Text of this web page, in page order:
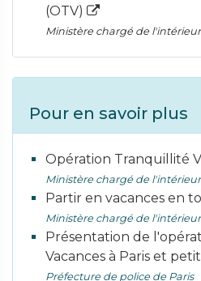
(OTV)
Ministère chargé de l'intérieur
Pour en savoir plus
Opération Tranquillité
Ministère chargé de l'intérieur
Partir en vacances en
Ministère chargé de l'intérieur
Présentation de
Vacances à Paris et
Préfecture de police de Paris